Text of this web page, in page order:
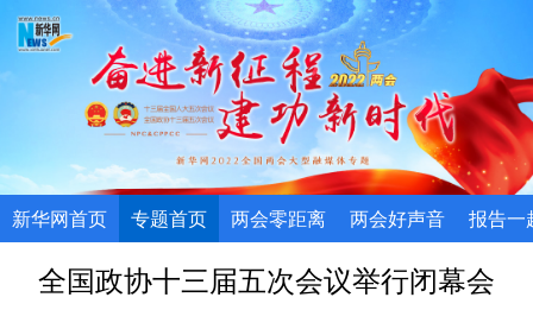
新华网首页 专题首页 两会零距离 两会好声音 报告一
全国政协十三届五次会议举行闭幕会